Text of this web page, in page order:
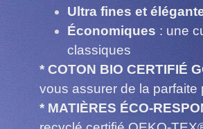
Ultra fines et
Économiques : une
classiques
* COTON BIO CERTIFIÉ
vous assurer de la
* MATIÈRES ÉCO-